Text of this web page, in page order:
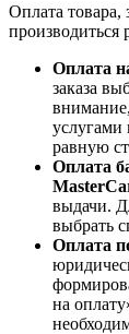
Оплата товара,
производиться
Оплата
заказа
услугами
равную
Оплата
выдачи.
выбрать
Оплата
на